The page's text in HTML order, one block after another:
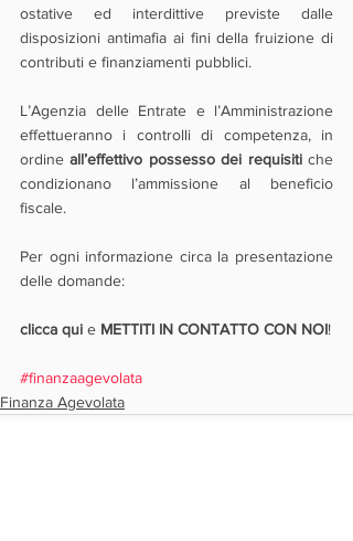
ostative ed interdittive previste dalle
disposizioni antimafia ai fini della fruizione di
contributi e finanziamenti pubblici.
L’Agenzia delle Entrate e l’Amministrazione
effettueranno i controlli di competenza, in
ordine all’effettivo possesso dei requisiti che
condizionano l’ammissione al beneficio
fiscale.
Per ogni informazione circa la presentazione
delle domande:
clicca qui e METTITI IN CONTATTO CON NOI!
#finanzaagevolata
Finanza Agevolata